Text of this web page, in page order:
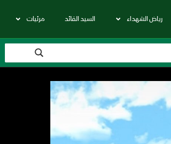
رياض الشهداء السيد القائد مرئيات